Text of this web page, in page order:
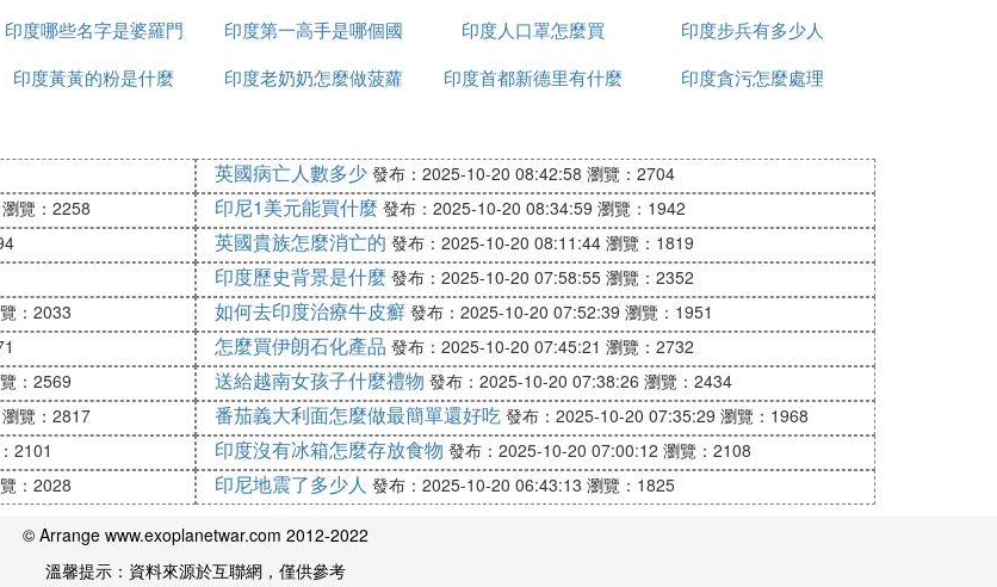
策在實踐中未能充分惠及貧困階層，使得貧富差距問題持續存在。
和社會結構等多方面的原因共同作用的結果。解決這一問題需要政府和社會各界的共同努
善社會制度和加強扶貧政策等。
會面臨怎樣的難題
為發達國家。莫迪曾經發表言論，25年內，或許印度會迅速成為發達國家。其實，發展中
狀況，印度也不例外。
多個大型公司的工廠。為進一步確保印度的科技發展，印度相關部門為外資企業提供工廠
此，印度成為發達國家絕對不是一朝一夕的事情。
可能不斷地成為發達國家。誰也不可能一頓飯吃成胖子？誰也不可能跨越難題完成成功？
更應該在提高居民生活水平和綜合實力方面有所了解和制定相關的應對方案。不應急於求
印度哪些名字是婆羅門
種姓
印度第一高手是哪個國
家
印度人口罩怎麼買
印度步兵有多少人
印度黃黃的粉是什麼 印度老奶奶怎麼做菠蘿
印度首都新德里有什麼
印度貪污怎麼處理
英國病亡人數多少 發布：2025-10-20 08:42:58 瀏覽：2704
瀏覽：2258 印尼1美元能買什麼 發布：2025-10-20 08:34:59 瀏覽：1942
英國貴族怎麼消亡的 發布：2025-10-20 08:11:44 瀏覽：1819
印度歷史背景是什麼 發布：2025-10-20 07:58:55 瀏覽：2352
：2033 如何去印度治療牛皮癬 發布：2025-10-20 07:52:39 瀏覽：1951
怎麼買伊朗石化產品 發布：2025-10-20 07:45:21 瀏覽：2732
：2569 送給越南女孩子什麼禮物 發布：2025-10-20 07:38:26 瀏覽：2434
瀏覽：2817 番茄義大利面怎麼做最簡單還好吃 發布：2025-10-20 07:35:29 瀏覽：1968
2101 印度沒有冰箱怎麼存放食物 發布：2025-10-20 07:00:12 瀏覽：2108
：2028 印尼地震了多少人 發布：2025-10-20 06:43:13 瀏覽：1825
© Arrange www.exoplanetwar.com 2012-2022
溫馨提示：資料來源於互聯網，僅供參考